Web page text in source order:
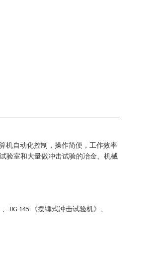
机自动化控制，操作简便，工作效率
验室和大量做冲击试验的冶金、机械
JJG 145
《摆锤式冲击试验机》、